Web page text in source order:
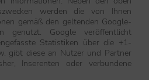
werden die von Ihnen
gemäß den geltenden Google-
genutzt. Google veröffentlicht
Statistiken über die +1-
gibt diese an Nutzer und Partner
Inserenten oder verbundene